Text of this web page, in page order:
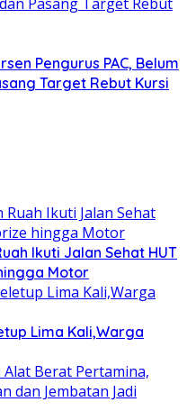
Pengurus PAC, Belum
Target Rebut Kursi
Ikuti Jalan Sehat HUT
Motor
Lima Kali,Warga